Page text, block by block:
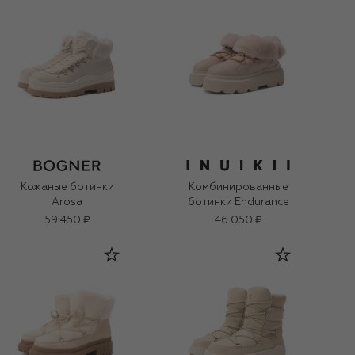
Кожаные ботинки
Arosa
59 450 ₽
Комбинированные
ботинки Endurance
46 050 ₽